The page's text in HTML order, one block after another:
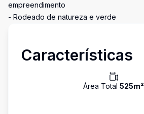
empreendimento
- Rodeado de natureza e verde
Características
Área Total 525m²